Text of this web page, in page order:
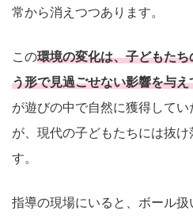
常から消えつつあります。
この環境の変化は、子どもた
う形で見過ごせない影響を与え
が遊びの中で自然に獲得して
が、現代の子どもたちには抜
す。
指導の現場にいると、ボール扱